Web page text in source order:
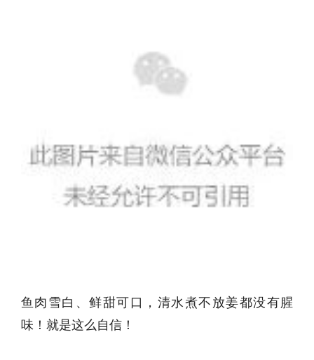
鱼肉雪白、鲜甜可口，清水煮不放姜都没有腥
味！就是这么自信！